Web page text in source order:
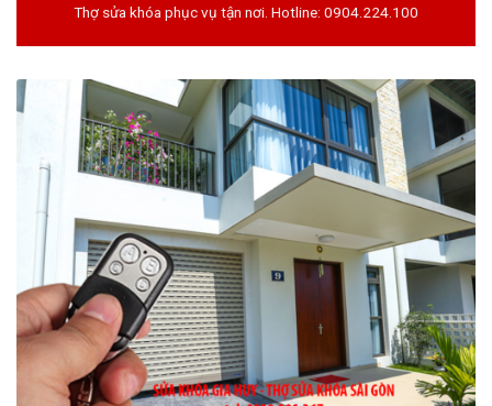
Thợ sửa khóa phục vụ tận nơi. Hotline: 0904.224.100